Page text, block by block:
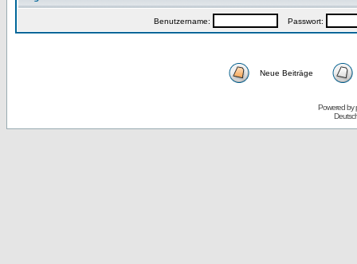
Benutzername: Passwort:
Neue Beiträge
Powered by